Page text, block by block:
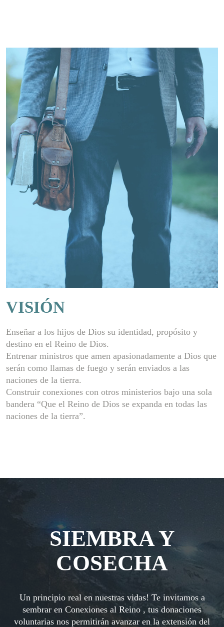
VISIÓN
Enseñar a los hijos de Dios su identidad, propósito y
destino en el Reino de Dios.
Entrenar ministros que amen apasionadamente a Dios que
serán como llamas de fuego y serán enviados a las
naciones de la tierra.
Construir conexiones con otros ministerios bajo una sola
bandera “Que el Reino de Dios se expanda en todas las
naciones de la tierra”.
SIEMBRA Y
COSECHA
Un principio real en nuestras vidas! Te invitamos a
sembrar en Conexiones al Reino , tus donaciones
voluntarias nos permitirán avanzar en la extensión del